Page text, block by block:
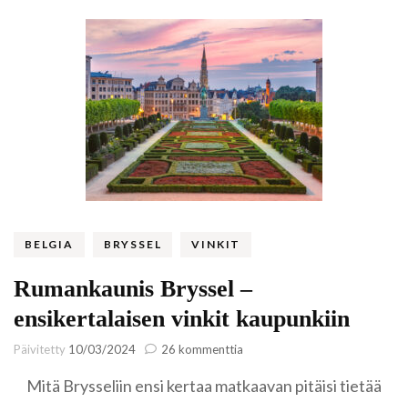
BELGIA BRYSSEL VINKIT
Rumankaunis Bryssel –
ensikertalaisen vinkit kaupunkiin
Päivitetty 10/03/2024 26 kommenttia
Bryssel
Mitä Brysseliin ensi kertaa matkaavan pitäisi tietää